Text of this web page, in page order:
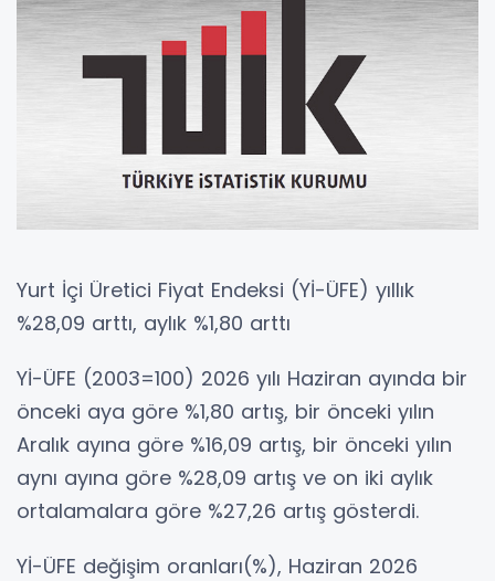
Yurt İçi Üretici Fiyat Endeksi (Yİ-ÜFE) yıllık
%28,09 arttı, aylık %1,80 arttı
Yİ-ÜFE (2003=100) 2026 yılı Haziran ayında bir
önceki aya göre %1,80 artış, bir önceki yılın
Aralık ayına göre %16,09 artış, bir önceki yılın
aynı ayına göre %28,09 artış ve on iki aylık
ortalamalara göre %27,26 artış gösterdi.
Yİ-ÜFE değişim oranları(%), Haziran 2026